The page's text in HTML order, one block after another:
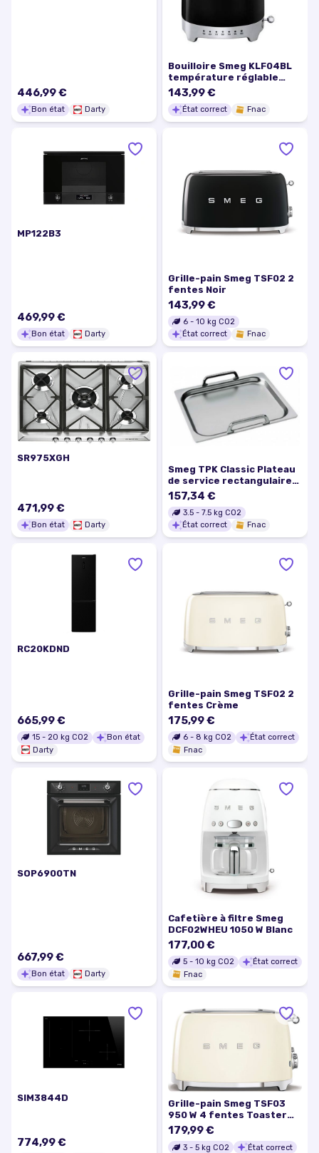
446,99 €
Bon état Darty
Bouilloire Smeg KLF04BL
température réglable
2400 W Noir
143,99 €
État correct Fnac
MP122B3
469,99 €
Bon état Darty
Grille-pain Smeg TSF02 2
fentes Noir
143,99 €
6 - 10 kg CO2
État correct
Fnac
SR975XGH
471,99 €
Bon état Darty
Smeg TPK Classic Plateau
de service rectangulaire
en acier inoxydable
Plateau et – Stand (Classic
Plateau de service,
rectangle, EN ACIER
INOXYDABLE, EN ACIER
157,34 €
3.5 - 7.5 kg CO2
État correct
Fnac
RC20KDND
665,99 €
15 - 20 kg CO2
Bon état
Darty
Grille-pain Smeg TSF02 2
fentes Crème
175,99 €
6 - 8 kg CO2
État correct
Fnac
SOP6900TN
667,99 €
Bon état Darty
Cafetière à filtre Smeg
DCF02WHEU 1050 W Blanc
177,00 €
5 - 10 kg CO2
État correct
Fnac
SIM3844D
774,99 €
Grille-pain Smeg TSF03
950 W 4 fentes Toaster
Crème
179,99 €
3 - 5 kg CO2
État correct